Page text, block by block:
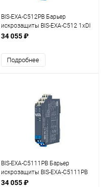
BIS-EXA-C512PB Барьер
искрозащиты BIS-EXA-C512 1хDI
(NAMUR, СК (сухой контакт))
34 055 ₽
Подробнее
BIS-EXA-C5111PB Барьер
искрозащиты BIS-EXA-C5111PB
1/2хDI (NAMUR, СК (сухой
34 055 ₽